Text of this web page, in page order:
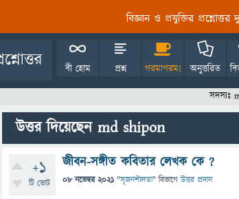
বিজ্ঞান ও প্রযুক্তির
বী হোম প্রশ্ন গরমাগরম! অনুত্তরিত
সদস্যঃ
উত্তর দিয়েছেন md shipon
+1
টি ভোট
জীবন-সঙ্গীত কবিতার লেখক কে ?
08 নভেম্বর 2021 "সৃজনশীলতা" বিভাগে উত্তর প্রদান